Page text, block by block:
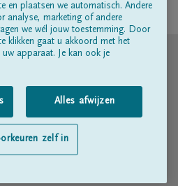
© DELA
en plaatsen we automatisch. Andere
analyse, marketing of andere
we wél jouw toestemming. Door
klikken gaat u akkoord met het
apparaat. Je kan ook je
Alles afwijzen
zelf in